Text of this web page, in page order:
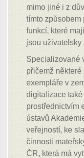
mimo jiné i z
tímto
funkcí, které
jsou
Specializované
přičemž
exempláře v
digitalizace
prostřednictvím
ústavů
veřejností, ke
činnosti
ČR, která má